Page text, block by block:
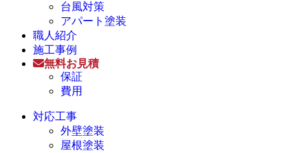
台風対策
アパート塗装
職人紹介
施工事例
無料お見積
保証
費用
対応工事
外壁塗装
屋根塗装